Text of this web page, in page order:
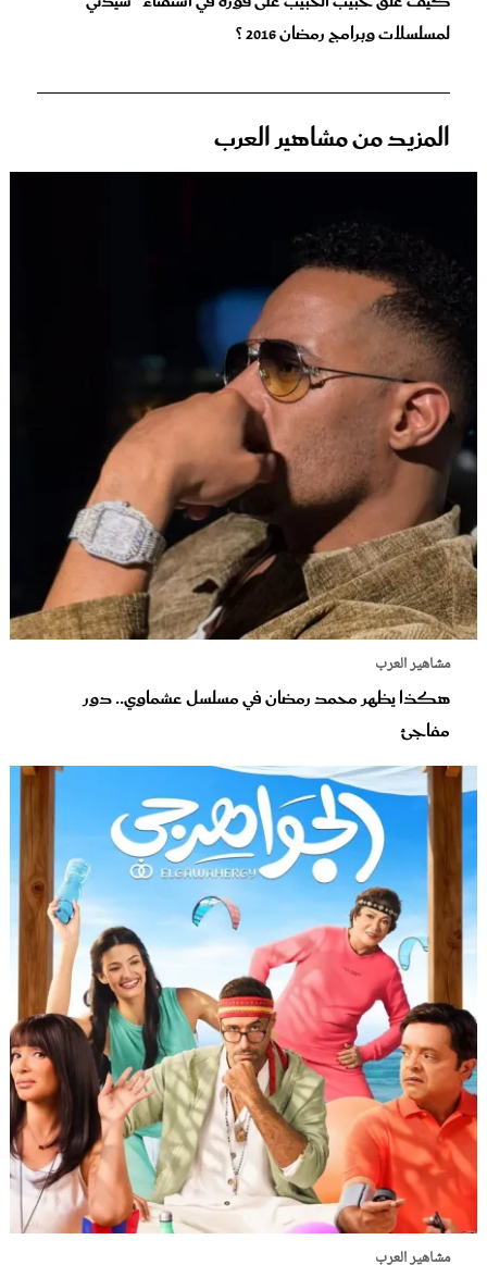
لمسلسلات وبرامج رمضان 2016 ؟
المزيد من مشاهير العرب
مشاهير العرب
هكذا يظهر محمد رمضان في مسلسل عشماوي.. دور
مفاجئ
مشاهير العرب